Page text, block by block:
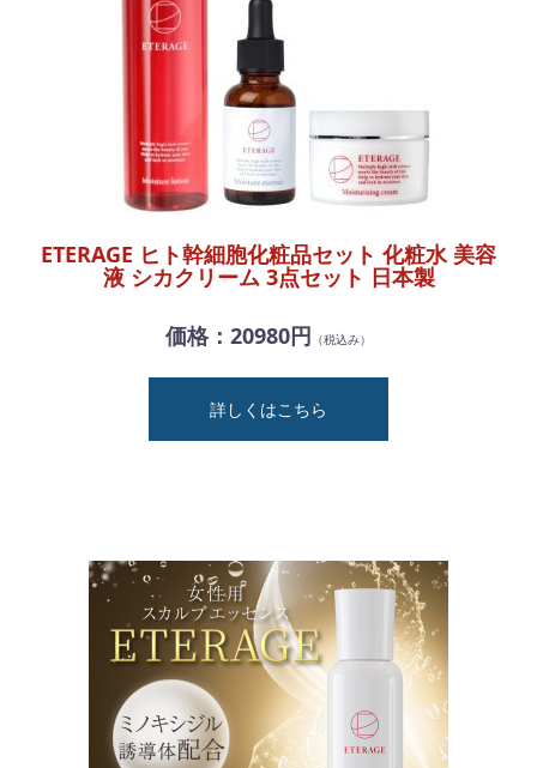
ETERAGE ヒト幹細胞化粧品セット 化粧水 美容
液 シカクリーム 3点セット 日本製
価格：20980円 （税込み）
詳しくはこちら